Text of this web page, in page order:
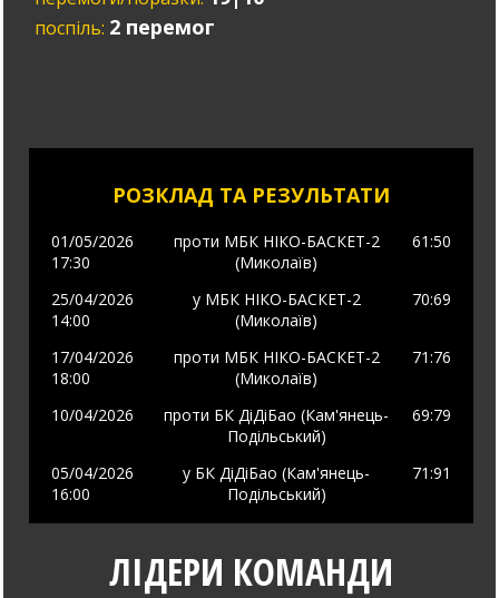
поспіль: 2 перемог
РОЗКЛАД ТА РЕЗУЛЬТАТИ
01/05/2026
17:30
проти МБК НІКО-БАСКЕТ-2
(Миколаїв)
61:50
25/04/2026
14:00
у МБК НІКО-БАСКЕТ-2
(Миколаїв)
70:69
17/04/2026
18:00
проти МБК НІКО-БАСКЕТ-2
(Миколаїв)
71:76
10/04/2026 проти БК ДіДіБао (Кам'янець-
Подільський)
69:79
05/04/2026
16:00
у БК ДіДіБао (Кам'янець-
Подільський)
71:91
ЛІДЕРИ КОМАНДИ